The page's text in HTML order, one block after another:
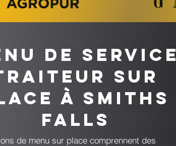
de service
sur
à Smiths
Falls
de menu sur place comprennent des